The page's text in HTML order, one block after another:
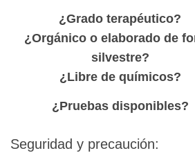
¿Grado terapéutico?
¿Orgánico o elaborado de
silvestre?
¿Libre de químicos?
¿Pruebas disponibles?
Seguridad y precaución: